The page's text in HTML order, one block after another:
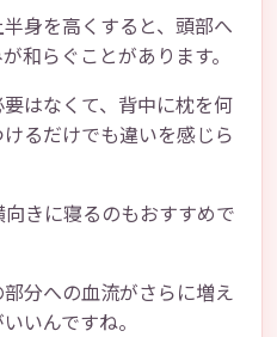
身を高くすると、頭部へ
和らぐことがあります。
はなくて、背中に枕を何
るだけでも違いを感じら
きに寝るのもおすすめで
分への血流がさらに増え
いんですね。